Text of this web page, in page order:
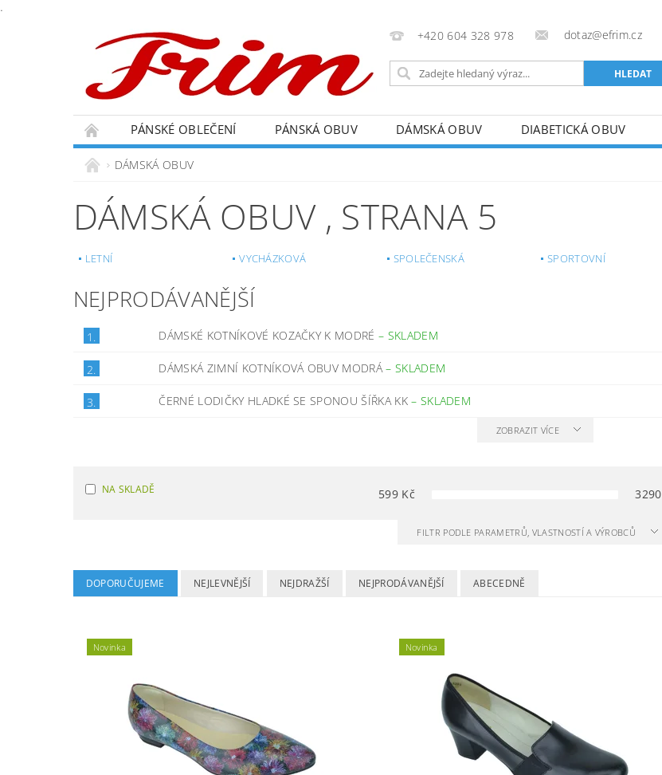
.
+420 604 328 978 dotaz@efrim.cz
PÁNSKÉ OBLEČENÍ PÁNSKÁ OBUV DÁMSKÁ OBUV DIABETICKÁ OBUV
DÁMSKÁ OBUV
DÁMSKÁ OBUV , STRANA 5
LETNÍ VYCHÁZKOVÁ SPOLEČENSKÁ SPORTOVNÍ
NEJPRODÁVANĚJŠÍ
1. DÁMSKÉ KOTNÍKOVÉ KOZAČKY K MODRÉ – SKLADEM
2. DÁMSKÁ ZIMNÍ KOTNÍKOVÁ OBUV MODRÁ– SKLADEM
3. ČERNÉ LODIČKY HLADKÉ SE SPONOU ŠÍŘKA KK– SKLADEM
ZOBRAZIT VÍCE
NA SKLADĚ 599 Kč 3290
FILTR PODLE PARAMETRŮ, VLASTNOSTÍ A VÝROBCŮ
DOPORUČUJEME NEJLEVNĚJŠÍ NEJDRAŽŠÍ NEJPRODÁVANĚJŠÍ ABECEDNĚ
Novinka Novinka